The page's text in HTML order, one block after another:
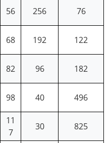
56 256 76
68 192 122
82 96 182
98 40 496
11
7
30 825